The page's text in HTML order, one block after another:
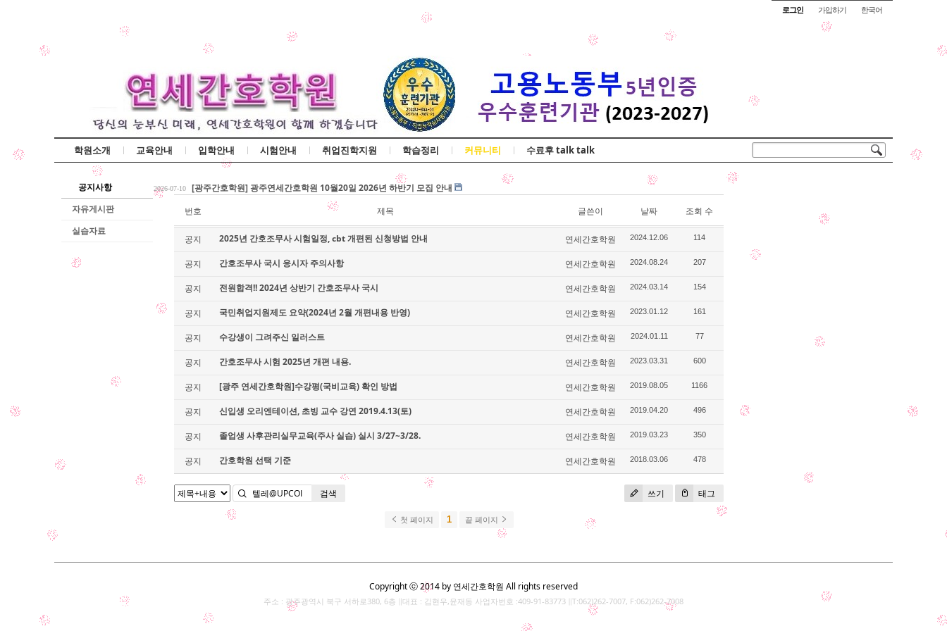
로그인 가입하기 한국어
학원소개 교육안내 입학안내 시험안내 취업진학지원 학습정리 커뮤니티 수료후 talk talk
공지사항
자유게시판
실습자료
[광주간호학원] 간호조무사 국비교육 수강평 조회
2026-07-10 [광주간호학원] 광주연세간호학원 10월20일 2026년 하반기 모집 안내
전원합격!! 2026년 상반기 간호조무사 국시
[광주간호학원] 간호조무사 국비교육 수강평 조회
2026-07-10 [광주간호학원] 광주연세간호학원 10월20일 2026년 하반기 모집 안내
전원합격!! 2026년 상반기 간호조무사 국시
번호 제목 글쓴이 날짜 조회 수
공지 2025년 간호조무사 시험일정, cbt 개편된 신청방법 안내 연세간호학원 2024.12.06 114
공지 간호조무사 국시 응시자 주의사항 연세간호학원 2024.08.24 207
공지 전원합격!! 2024년 상반기 간호조무사 국시 연세간호학원 2024.03.14 154
공지 국민취업지원제도 요약(2024년 2월 개편내용 반영) 연세간호학원 2023.01.12 161
공지 수강생이 그려주신 일러스트 연세간호학원 2024.01.11 77
공지 간호조무사 시험 2025년 개편 내용. 연세간호학원 2023.03.31 600
공지 [광주 연세간호학원]수강평(국비교육) 확인 방법 연세간호학원 2019.08.05 1166
공지 신입생 오리엔테이션, 초빙 교수 강연 2019.4.13(토) 연세간호학원 2019.04.20 496
공지 졸업생 사후관리실무교육(주사 실습) 실시 3/27~3/28. 연세간호학원 2019.03.23 350
공지 간호학원 선택 기준 연세간호학원 2018.03.06 478
쓰기 태그
검색
첫 페이지 1 끝 페이지
Copyright ⓒ 2014 by 연세간호학원 All rights reserved
주소 : 광주광역시 북구 서하로380, 6층 ∥대표 : 김현우,윤재동 사업자번호 :409-91-83773 ∥T:062)262-7007, F:062)262-7008